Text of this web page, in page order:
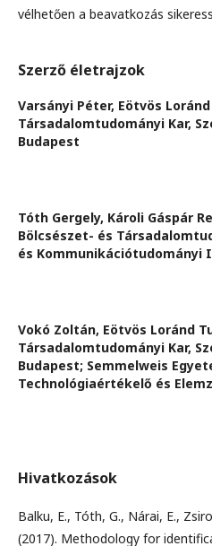
vélhetően a beavatkozás
Szerző életrajzok
Varsányi Péter, Eötvös
Társadalomtudományi Kar,
Budapest
Tóth Gergely, Károli Gáspár
Bölcsészet- és
és Kommunikációtudományi
Vokó Zoltán, Eötvös Loránd
Társadalomtudományi Kar,
Budapest; Semmelweis
Technológiaértékelő és
Hivatkozások
Balku, E., Tóth, G., Nárai, E.,
(2017). Methodology for